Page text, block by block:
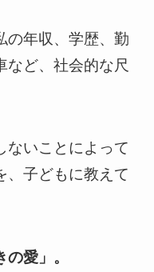
の年収、学歴、勤
など、社会的な尺
ないことによって
、子どもに教えて
愛」。